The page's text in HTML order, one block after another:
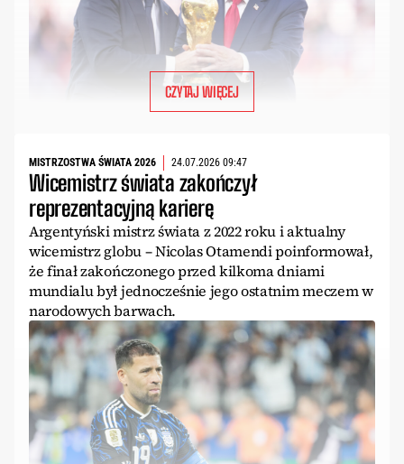
CZYTAJ WIĘCEJ
MISTRZOSTWA ŚWIATA 2026 24.07.2026 09:47
Wicemistrz świata zakończył
reprezentacyjną karierę
Argentyński mistrz świata z 2022 roku i aktualny
wicemistrz globu – Nicolas Otamendi poinformował,
że finał zakończonego przed kilkoma dniami
mundialu był jednocześnie jego ostatnim meczem w
narodowych barwach.